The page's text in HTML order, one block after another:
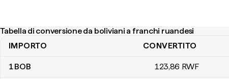
Tabella di conversione da boliviani a franchi ruandesi
Tabella di conversione da boliviani a franchi ruandesi
IMPORTO CONVERTITO
1BOB 123,86 RWF